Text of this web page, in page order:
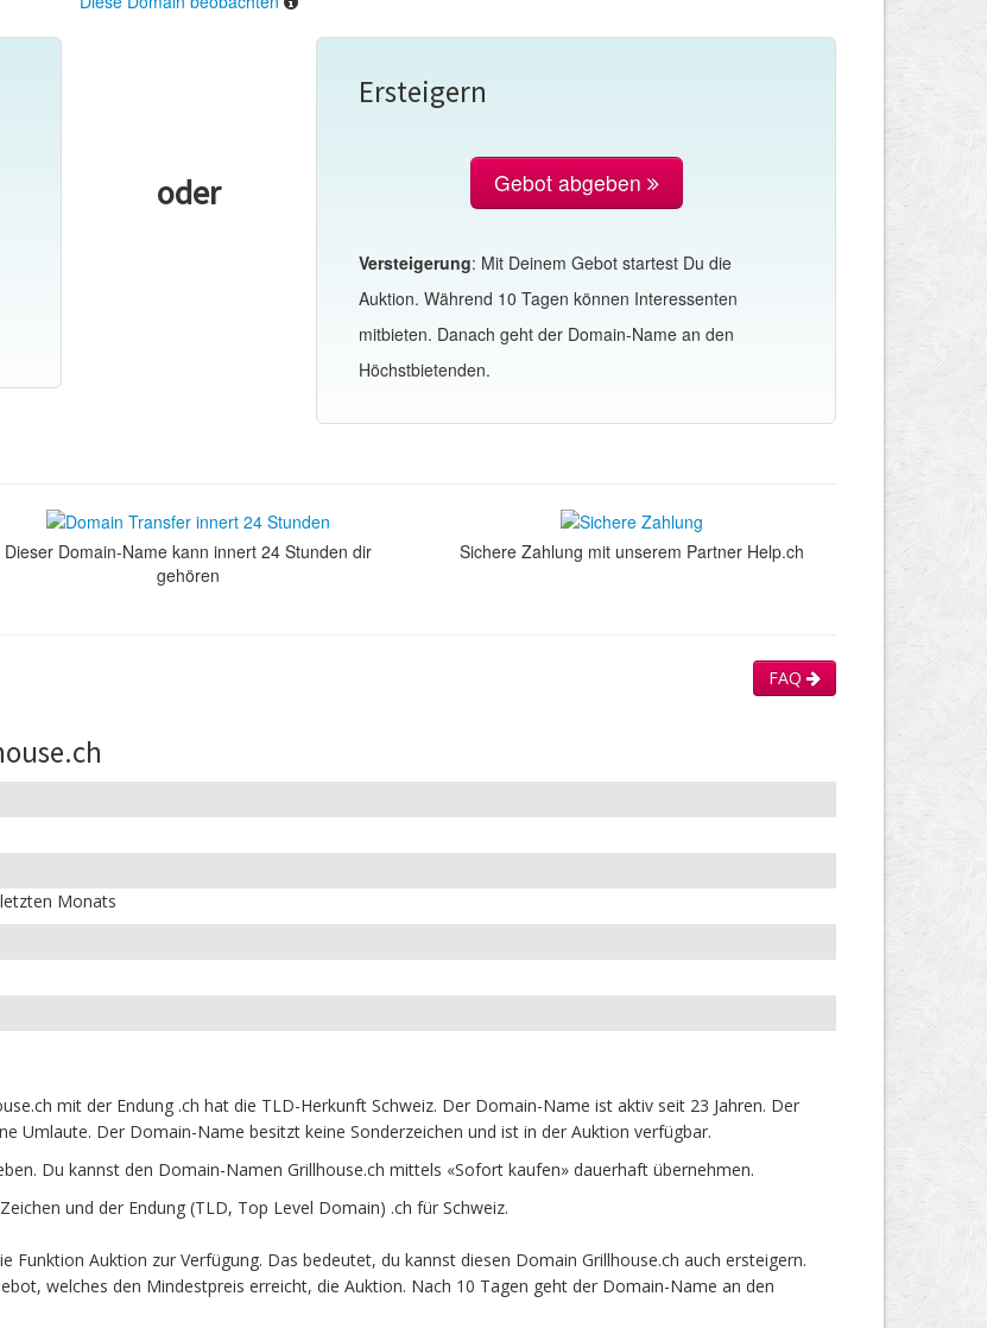
oder
Ersteigern
Gebot abgeben
Versteigerung: Mit Deinem Gebot startest Du die
Auktion. Während 10 Tagen können Interessenten
mitbieten. Danach geht der Domain-Name an den
Höchstbietenden.
Dieser Domain-Name kann innert 24 Stunden dir
gehören
Sichere Zahlung mit unserem Partner Help.ch
FAQ
Monats
mit der Endung .ch hat die TLD-Herkunft Schweiz. Der Domain-Name ist aktiv seit 23 Jahren. Der
Umlaute. Der Domain-Name besitzt keine Sonderzeichen und ist in der Auktion verfügbar.
Du kannst den Domain-Namen Grillhouse.ch mittels «Sofort kaufen» dauerhaft übernehmen.
und der Endung (TLD, Top Level Domain) .ch für Schweiz.
Funktion Auktion zur Verfügung. Das bedeutet, du kannst diesen Domain Grillhouse.ch auch ersteigern.
welches den Mindestpreis erreicht, die Auktion. Nach 10 Tagen geht der Domain-Name an den